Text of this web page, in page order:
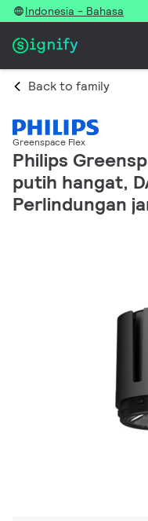
Indonesia - Bahasa
Back to family
Greenspace Flex
Philips
putih hangat,
Perlindungan